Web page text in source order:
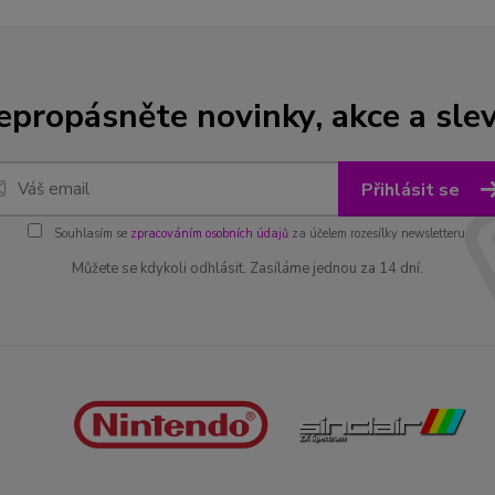
novinky, akce a
Přihlásit se
Souhlasím se zpracováním osobních údajůza účelem rozesílky newsletteru.
Můžete se kdykoli odhlásit. Zasíláme jednou za 14 dní.